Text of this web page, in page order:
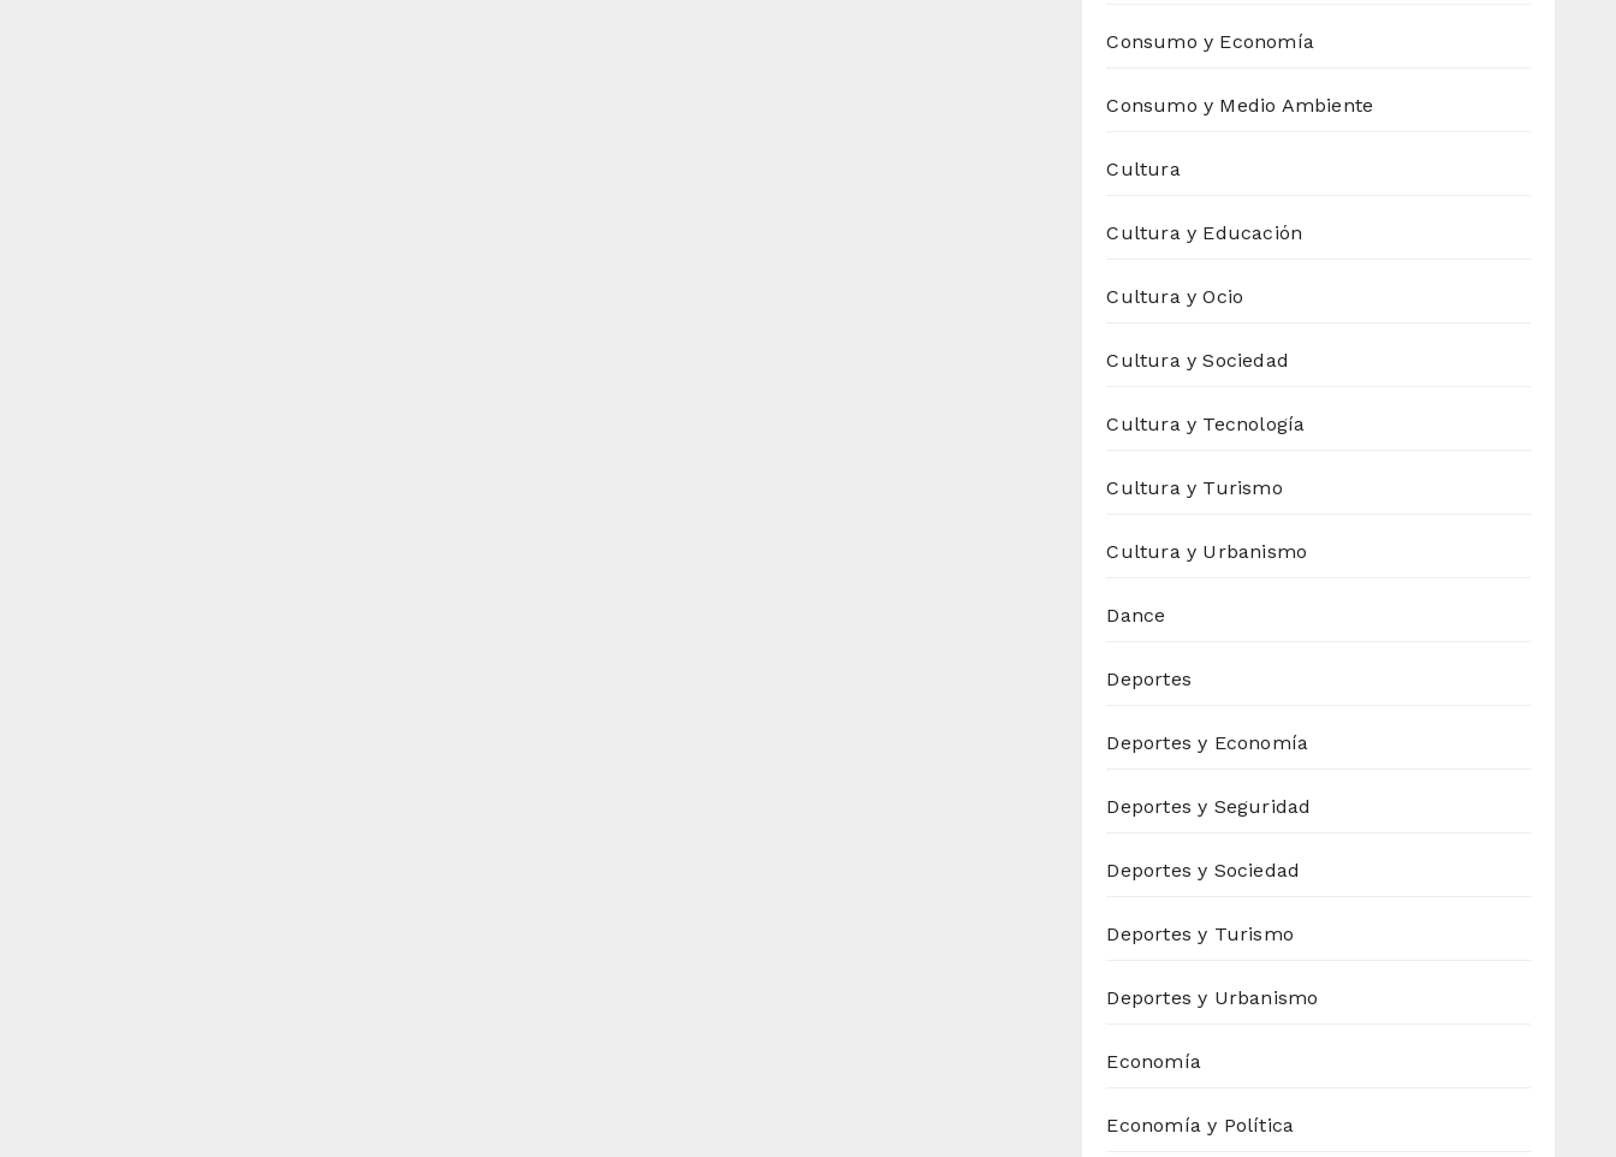
Consumo y Economía
Consumo y Medio Ambiente
Cultura
Cultura y Educación
Cultura y Ocio
Cultura y Sociedad
Cultura y Tecnología
Cultura y Turismo
Cultura y Urbanismo
Dance
Deportes
Deportes y Economía
Deportes y Seguridad
Deportes y Sociedad
Deportes y Turismo
Deportes y Urbanismo
Economía
Economía y Política